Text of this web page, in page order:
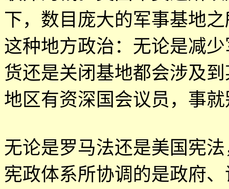
下，数目庞大的军事基地
这种地方政治：无论是减
货还是关闭基地都会涉及
地区有资深国会议员，事
无论是罗马法还是美国宪
宪政体系所协调的是政府